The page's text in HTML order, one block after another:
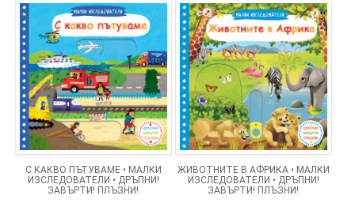
С КАКВО ПЪТУВАМЕ • МАЛКИ
ИЗСЛЕДОВАТЕЛИ • ДРЪПНИ!
ЗАВЪРТИ! ПЛЪЗНИ!
ЖИВОТНИТЕ В АФРИКА • МАЛКИ
ИЗСЛЕДОВАТЕЛИ • ДРЪПНИ!
ЗАВЪРТИ! ПЛЪЗНИ!